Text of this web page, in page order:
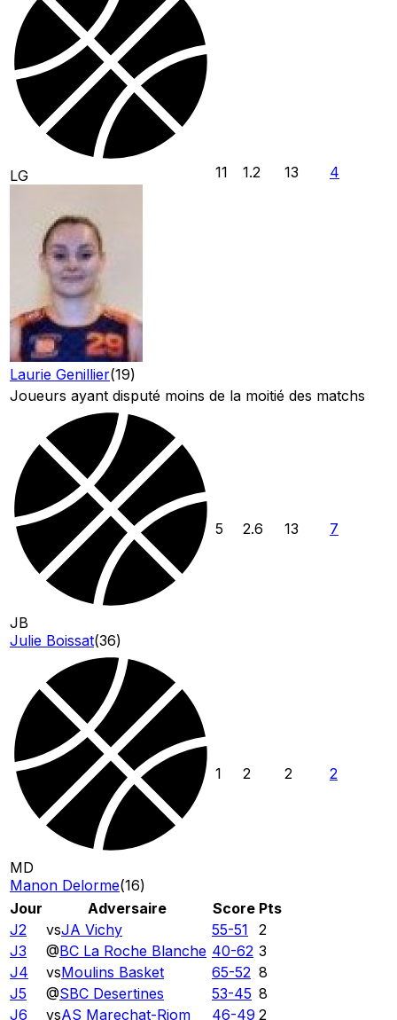
LG
Laurie Genillier(19)
11 1.2 13 4
Joueurs ayant disputé moins de la moitié des matchs
JB
Julie Boissat(36)
5 2.6 13 7
MD
Manon Delorme(16)
1 2 2 2
Jour Adversaire Score Pts
J2
vsJA Vichy 55-51
2
J3
@BC La Roche Blanche 40-62 3
J4
vsMoulins Basket 65-52 8
J5
@SBC Desertines 53-45 8
J6
vsAS Marechat-Riom 46-49 2